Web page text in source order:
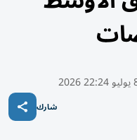
2026
شارك